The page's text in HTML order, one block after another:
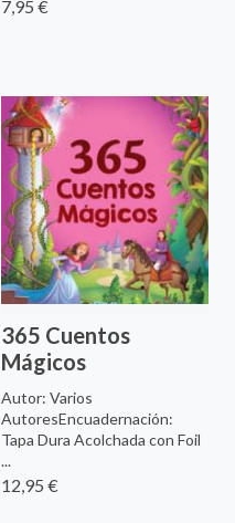
7,95 €
365 Cuentos
Mágicos
Autor: Varios
AutoresEncuadernación:
Tapa Dura Acolchada con Foil
...
12,95 €